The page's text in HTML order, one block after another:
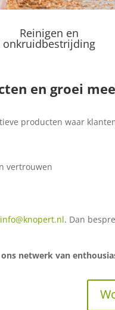
Reinigen en
onkruidbestrijding
en groei
producten waar
vertrouwen
info@knopert.nl. Dan
netwerk van